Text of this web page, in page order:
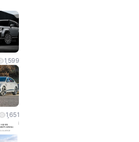
1,599
1,651